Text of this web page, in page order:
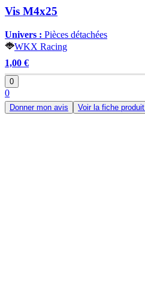
Vis M4x25
Univers : Pièces détachées
WKX Racing
1,00 €
0
0
Donner mon avis Voir la fiche produit